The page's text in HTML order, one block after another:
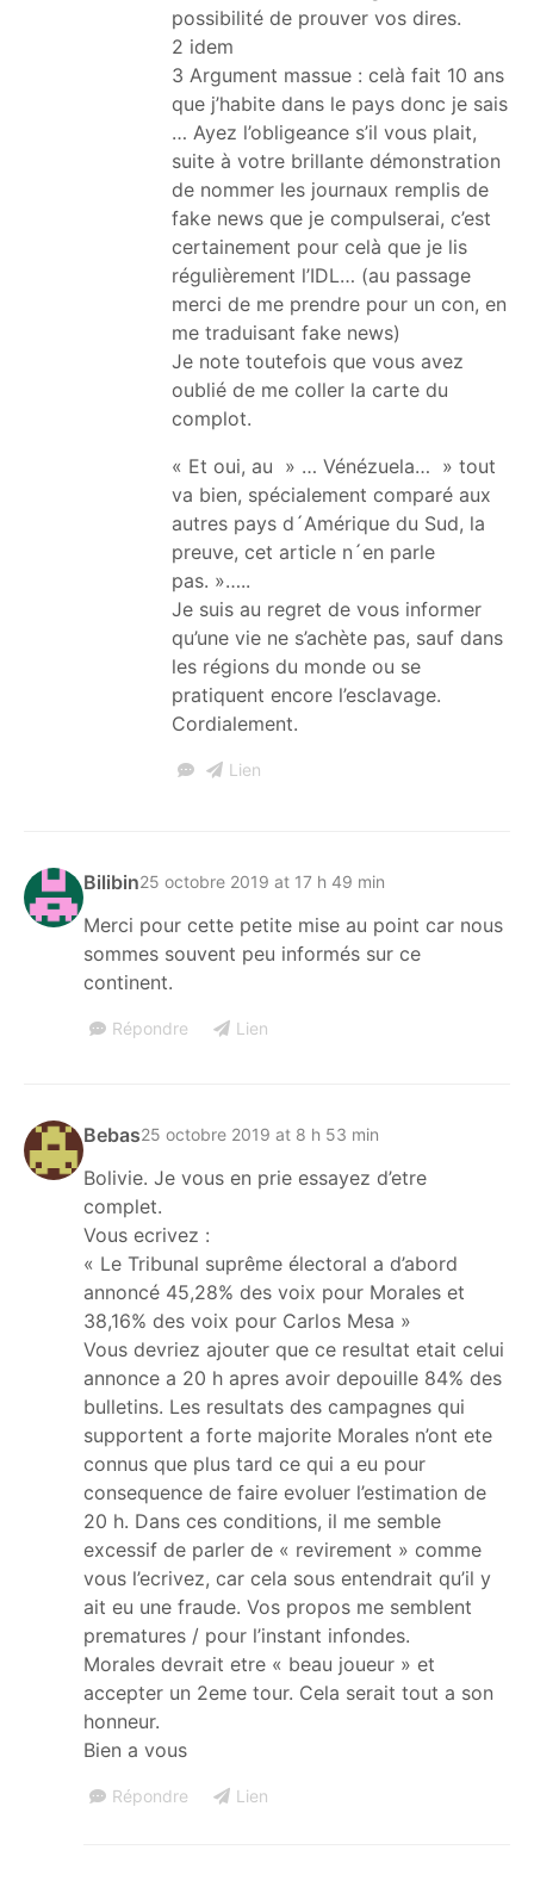
possibilité de prouver vos dires.
2 idem
3 Argument massue : celà fait 10 ans
que j’habite dans le pays donc je sais
… Ayez l’obligeance s’il vous plait,
suite à votre brillante démonstration
de nommer les journaux remplis de
fake news que je compulserai, c’est
certainement pour celà que je lis
régulièrement l’IDL… (au passage
merci de me prendre pour un con, en
me traduisant fake news)
Je note toutefois que vous avez
oublié de me coller la carte du
complot.
« Et oui, au » … Vénézuela… » tout
va bien, spécialement comparé aux
autres pays d´Amérique du Sud, la
preuve, cet article n´en parle
pas. »…..
Je suis au regret de vous informer
qu’une vie ne s’achète pas, sauf dans
les régions du monde ou se
pratiquent encore l’esclavage.
Cordialement.
Lien
Bilibin25 octobre 2019 at 17 h 49 min
Merci pour cette petite mise au point car nous
sommes souvent peu informés sur ce
continent.
Répondre Lien
Bebas25 octobre 2019 at 8 h 53 min
Bolivie. Je vous en prie essayez d’etre
complet.
Vous ecrivez :
« Le Tribunal suprême électoral a d’abord
annoncé 45,28% des voix pour Morales et
38,16% des voix pour Carlos Mesa »
Vous devriez ajouter que ce resultat etait celui
annonce a 20 h apres avoir depouille 84% des
bulletins. Les resultats des campagnes qui
supportent a forte majorite Morales n’ont ete
connus que plus tard ce qui a eu pour
consequence de faire evoluer l’estimation de
20 h. Dans ces conditions, il me semble
excessif de parler de « revirement » comme
vous l’ecrivez, car cela sous entendrait qu’il y
ait eu une fraude. Vos propos me semblent
prematures / pour l’instant infondes.
Morales devrait etre « beau joueur » et
accepter un 2eme tour. Cela serait tout a son
honneur.
Bien a vous
Répondre Lien